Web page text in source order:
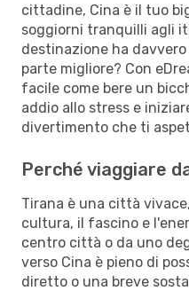
cittadine, Cina è il tuo
soggiorni tranquilli agli
destinazione ha
parte migliore? Con
facile come bere un
addio allo stress e
divertimento che ti
Perché viaggiare
Tirana è una città
cultura, il fascino e
centro città o da uno
verso Cina è pieno di
diretto o una breve